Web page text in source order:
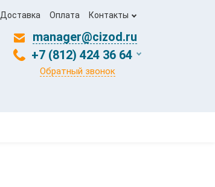
Доставка Оплата Контакты
manager@cizod.ru
+7 (812) 424 36 64
Обратный звонок